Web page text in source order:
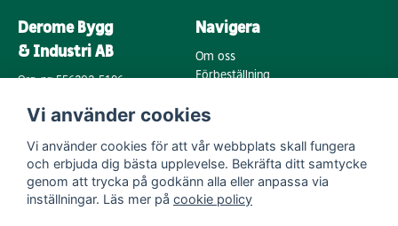
Derome Bygg
& Industri AB
Org. nr: 556202-5196
43248 Varberg
Kontakta oss
Mail:
byggoutlet@support.derome.se
Navigera
Om oss
Förbeställning
Köpvillkor
Integritetspolicy
Cookies
Vi använder cookies
Vi använder cookies för att vår webbplats skall fungera
och erbjuda dig bästa upplevelse. Bekräfta ditt samtycke
genom att trycka på godkänn alla eller anpassa via
inställningar. Läs mer på cookie policy